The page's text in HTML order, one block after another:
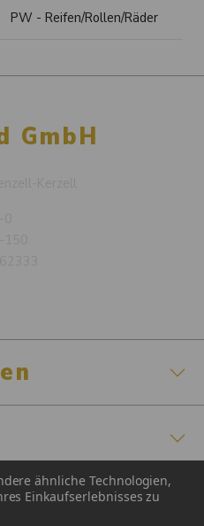
PW - Reifen/Rollen/Räder
GmbH
ähnliche Technologien,
Einkaufserlebnisses zu